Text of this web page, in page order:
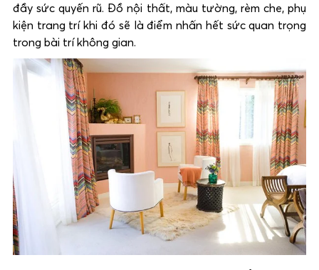
đầy sức quyến rũ. Đồ nội thất, màu tường, rèm che, phụ
kiện trang trí khi đó sẽ là điểm nhấn hết sức quan trọng
trong bài trí không gian.